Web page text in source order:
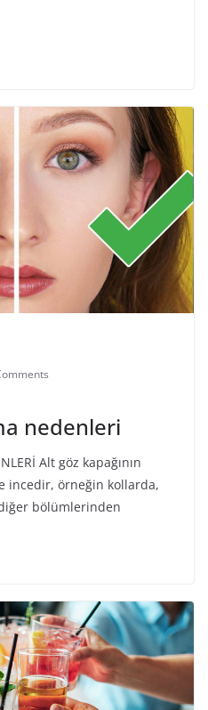
nedenleri
Alt göz kapağının
incedir, örneğin kollarda,
bölümlerinden